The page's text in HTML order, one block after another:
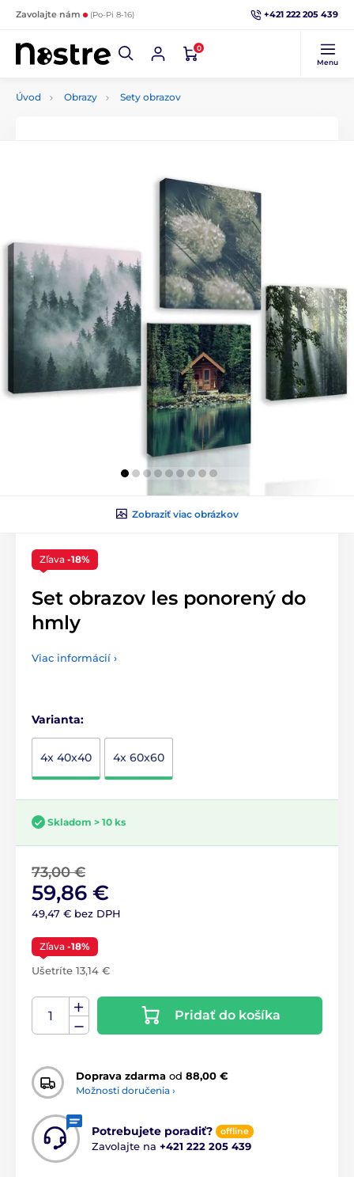
Zavolajte nám (Po-Pi 8-16) +421 222 205 439
0
Menu
Úvod Obrazy Sety obrazov
Zobraziť viac obrázkov
Zľava -18%
Set obrazov les ponorený do
hmly
Viac informácií ›
Varianta:
4x 40x40 4x 60x60
Skladom > 10 ks
73,00 €
59,86 €
49,47 € bez DPH
Zľava -18%
Ušetríte 13,14 €
Pridať do košíka
Doprava zdarma od 88,00 €
Možnosti doručenia ›
Potrebujete poradiť? offline
Zavolajte na +421 222 205 439